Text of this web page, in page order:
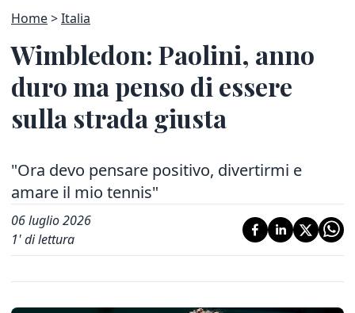
Home Italia
Wimbledon: Paolini, anno
duro ma penso di essere
sulla strada giusta
"Ora devo pensare positivo, divertirmi e
amare il mio tennis"
06 luglio 2026
1' di lettura